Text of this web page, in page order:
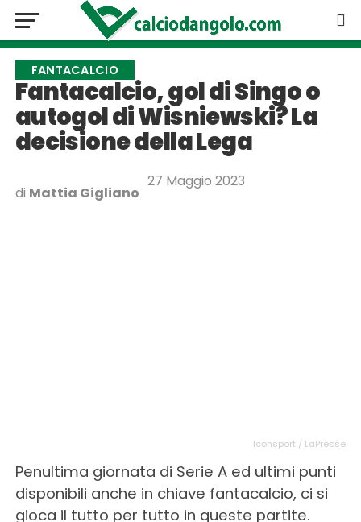
FANTACALCIO
Fantacalcio, gol di Singo o
autogol di Wisniewski? La
decisione della Lega
di Mattia Gigliano
27 Maggio 2023
Iconsport / LaPresse
Penultima giornata di Serie A ed ultimi punti
disponibili anche in chiave fantacalcio, ci si
gioca il tutto per tutto in queste partite.